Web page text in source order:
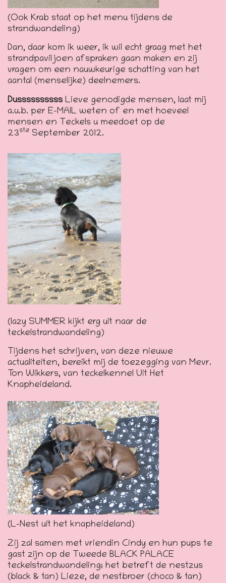
(Ook Krab staat op het menu tijdens de
strandwandeling)
Dan, daar kom ik weer, ik wil echt graag met het
strandpaviljoen afspraken gaan maken en zij
vragen om een nauwkeurige schatting van het
aantal (menselijke) deelnemers.
Dussssssssss Lieve genodigde mensen, laat mij
a.u.b. per E-MAIL weten of en met hoeveel
mensen en Teckels u meedoet op de
23ste September 2012.
(lazy SUMMER kijkt erg uit naar de
teckelstrandwandeling)
Tijdens het schrijven, van deze nieuwe
actualiteiten, bereikt mij de toezegging van Mevr.
Ton Wikkers, van teckelkennel Uit Het
Knapheideland.
(L-Nest uit het knapheideland)
Zij zal samen met vriendin Cindy en hun pups te
gast zijn op de Tweede BLACK PALACE
teckelstrandwandeling; het betreft de nestzus
(black & tan) Lieze, de nestbroer (choco & tan)